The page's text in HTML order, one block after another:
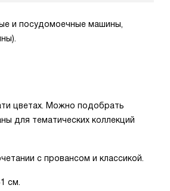
и посудомоечные машины,
цветах. Можно подобрать
для тематических коллекций
с провансом и классикой.
см.